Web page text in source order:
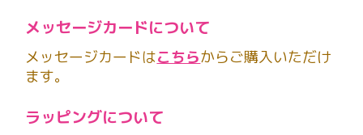
メッセージカードについて
メッセージカードはこちらからご購入いただけ
ます。
ラッピングについて